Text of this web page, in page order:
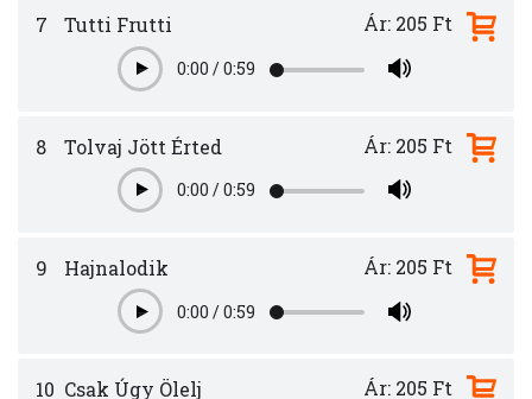
7 Tutti Frutti
Play0:00 /0:59
Ár: 205 Ft
8 Tolvaj Jött Érted
Play0:00 /0:59
Ár: 205 Ft
9 Hajnalodik
Play0:00 /0:59
Ár: 205 Ft
10 Csak Úgy Ölelj Ár: 205 Ft